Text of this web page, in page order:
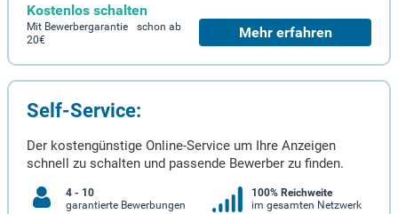
Kostenlos schalten
Mit Bewerbergarantie schon ab
20€
Mehr erfahren
Self-Service:
Der kostengünstige Online-Service um Ihre Anzeigen
schnell zu schalten und passende Bewerber zu finden.
4 - 10
garantierte Bewerbungen
100% Reichweite
im gesamten Netzwerk